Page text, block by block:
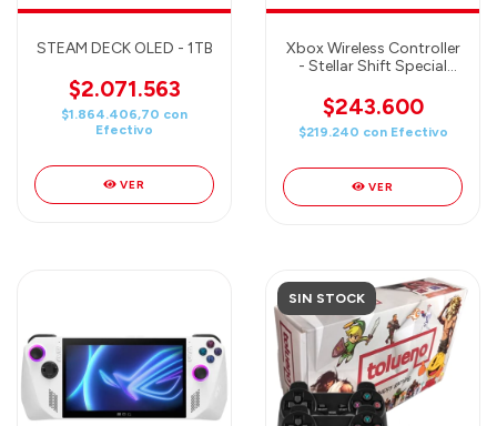
STEAM DECK OLED - 1TB
$2.071.563
$1.864.406,70 con
Efectivo
VER
Xbox Wireless Controller
- Stellar Shift Special
X|S, Xbox One, and
Windows Devices
$243.600
$219.240 con Efectivo
VER
SIN STOCK